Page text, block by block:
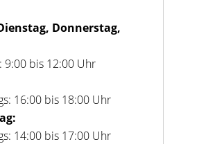
Donnerstag,
9:00 bis 12:00 Uhr
16:00 bis 18:00 Uhr
14:00 bis 17:00 Uhr